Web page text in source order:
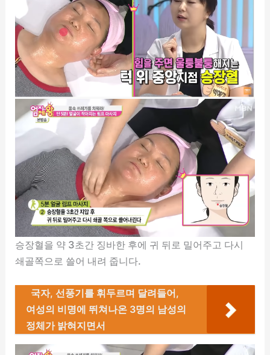
승장혈을 약 3초간 징바한 후에 귀 뒤로 밀어주고 다시
쇄골쪽으로 쓸어 내려 줍니다.
국자, 선풍기를 휘두르며 달려들어,
여성의 비명에 뛰쳐나온 3명의 남성의
정체가 밝혀지면서